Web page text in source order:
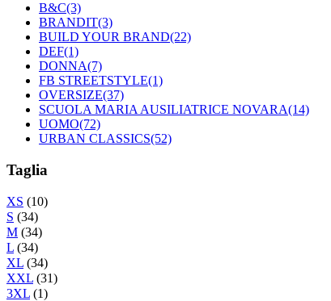
B&C(3)
BRANDIT(3)
BUILD YOUR BRAND(22)
DEF(1)
DONNA(7)
FB STREETSTYLE(1)
OVERSIZE(37)
SCUOLA MARIA AUSILIATRICE NOVARA(14)
UOMO(72)
URBAN CLASSICS(52)
Taglia
XS (10)
S (34)
M (34)
L (34)
XL (34)
XXL (31)
3XL (1)